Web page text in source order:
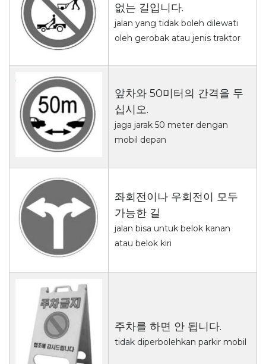
없는 길입니다.
jalan yang tidak boleh dilewati
oleh gerobak atau jenis traktor
앞차와 50미터의 간격을 두
십시오.
jaga jarak 50 meter dengan
mobil depan
좌회전이나 우회전이 모두
가능한 길
jalan bisa untuk belok kanan
atau belok kiri
주차를 하면 안 됩니다.
tidak diperbolehkan parkir mobil